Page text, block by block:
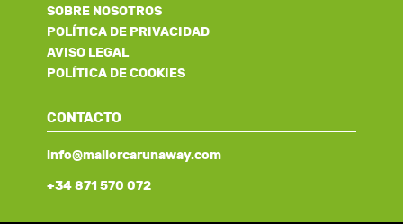
SOBRE NOSOTROS
POLÍTICA DE PRIVACIDAD
AVISO LEGAL
POLÍTICA DE COOKIES
CONTACTO
info@mallorcarunaway.com
+34 871 570 072